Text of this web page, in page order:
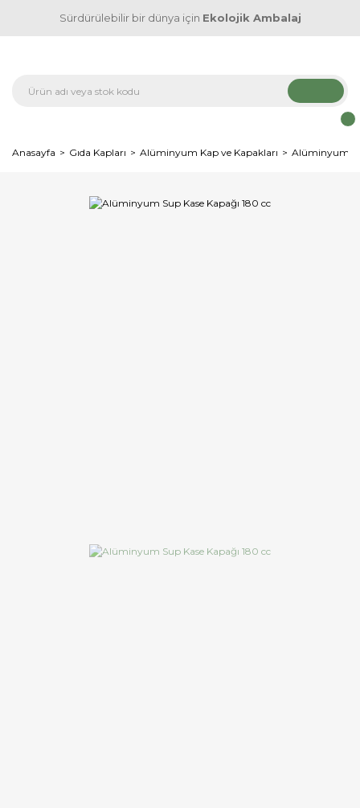
Sürdürülebilir bir dünya için Ekolojik Ambalaj
Anasayfa Gıda Kapları Alüminyum Kap ve Kapakları Alüminyum